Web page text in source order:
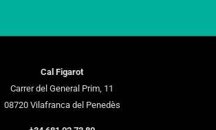
Cal Figarot
Carrer del General Prim, 11
08720 Vilafranca del Penedès